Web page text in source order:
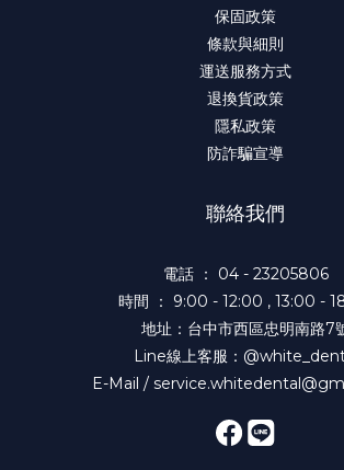
保固政策
條款與細則
運送服務方式
退換貨政策
隱私政策
防詐騙宣導
聯絡我們
電話 ： 04 - 23205806
時間 ： 9:00 - 12:00 , 13:00 -
地址：台中市西區忠明南路7
Line線上客服：
E-Mail /